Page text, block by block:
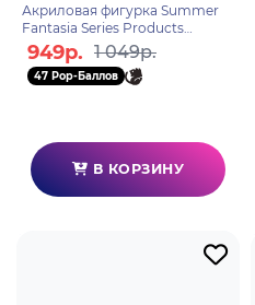
Акриловая фигурка Summer
Fantasia Series Products
Standee Ein
Immernachtstraum Fischl
6975628241965
949р. 1 049р.
47 Pop-Баллов
В КОРЗИНУ